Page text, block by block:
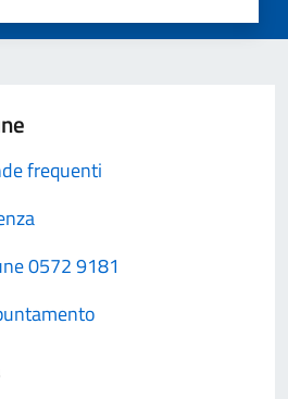
frequenti
0572 9181